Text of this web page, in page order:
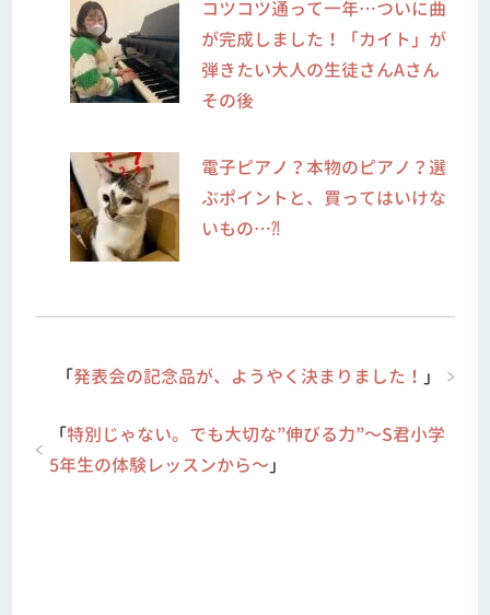
コツコツ通って一年…ついに曲
が完成しました！「カイト」が
弾きたい大人の生徒さんAさん
その後
電子ピアノ？本物のピアノ？選
ぶポイントと、買ってはいけな
いもの…⁈
「発表会の記念品が、ようやく決まりました！ 」
「特別じゃない。でも大切な”伸びる力”～S君小学
5年生の体験レッスンから～ 」